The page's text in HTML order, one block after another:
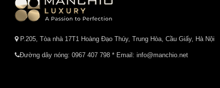
P.205, Tòa nhà 17T1 Hoàng Đạo Thúy, Trung Hòa, Cầu Giấy, Hà Nội
Đường dây nóng: 0967 407 798 * Email: info@manchio.net